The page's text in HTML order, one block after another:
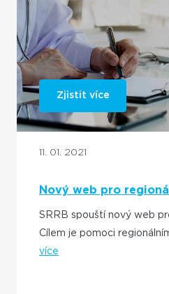
Zjistit více
11. 01. 2021
Nový web pro
SRRB spouští nový web
Cílem je pomoci
více